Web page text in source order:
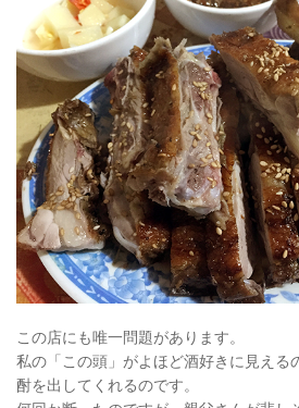
この店にも唯一問題があります。
私の「この頭」がよほど酒好きに見える
酎を出してくれるのです。